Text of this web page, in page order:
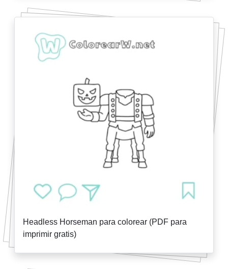
Headless Horseman para colorear (PDF para
imprimir gratis)